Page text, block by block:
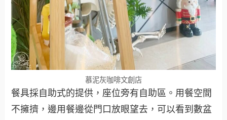
慕泥灰咖啡文創店
餐具採自助式的提供，座位旁有自助區。用餐空間
不擁擠，邊用餐邊從門口放眼望去，可以看到數盆